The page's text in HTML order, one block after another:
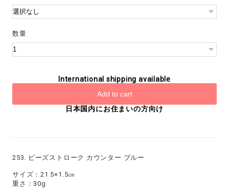
数量
International shipping available
Add to cart
日本国内にお住まいの方向け
253. ビーズストローク カウンター ブルー
サイズ：21.5×1.5㎝
重さ：30g